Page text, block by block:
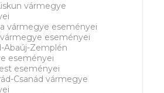
vármegye
vármegye eseményei
eseményei
Abaúj-Zemplén
eseményei
eseményei
Csanád vármegye